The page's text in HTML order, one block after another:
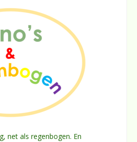
net als regenbogen. En